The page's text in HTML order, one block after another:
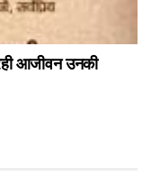
आजीवन उनकी